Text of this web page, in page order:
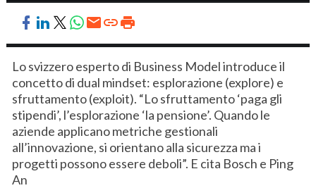
Lo svizzero esperto di Business Model introduce il
concetto di dual mindset: esplorazione (explore) e
sfruttamento (exploit). “Lo sfruttamento ‘paga gli
stipendi’, l’esplorazione ‘la pensione’. Quando le
aziende applicano metriche gestionali
all’innovazione, si orientano alla sicurezza ma i
progetti possono essere deboli”. E cita Bosch e Ping
An